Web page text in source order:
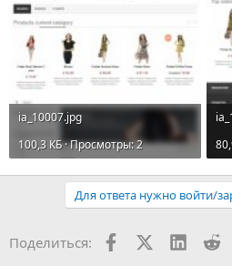
ia_10007.jpg
100,3 КБ · Просмотры: 2
Для ответа нужно войти/
Поделиться: FacebookX (Twitter)